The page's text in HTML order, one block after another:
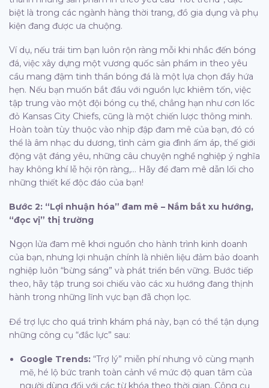
biệt là trong các ngành hàng thời trang, đồ gia dụng và phụ
kiện đang được ưa chuộng.
Ví dụ, nếu trái tim bạn luôn rộn ràng mỗi khi nhắc đến bóng
đá, việc xây dựng một vương quốc sản phẩm in theo yêu
cầu mang đậm tinh thần bóng đá là một lựa chọn đầy hứa
hẹn. Nếu bạn muốn bắt đầu với nguồn lực khiêm tốn, việc
tập trung vào một đội bóng cụ thể, chẳng hạn như cơn lốc
đỏ Kansas City Chiefs, cũng là một chiến lược thông minh.
Hoàn toàn tùy thuộc vào nhịp đập đam mê của bạn, đó có
thể là âm nhạc du dương, tình cảm gia đình ấm áp, thế giới
động vật đáng yêu, những câu chuyện nghề nghiệp ý nghĩa
hay không khí lễ hội rộn ràng,… Hãy để đam mê dẫn lối cho
những thiết kế độc đáo của bạn!
Bước 2: “Lợi nhuận hóa” đam mê – Nắm bắt xu hướng,
“đọc vị” thị trường
Ngọn lửa đam mê khơi nguồn cho hành trình kinh doanh
của bạn, nhưng lợi nhuận chính là nhiên liệu đảm bảo doanh
nghiệp luôn “bừng sáng” và phát triển bền vững. Bước tiếp
theo, hãy tập trung soi chiếu vào các xu hướng đang thịnh
hành trong những lĩnh vực bạn đã chọn lọc.
Để trợ lực cho quá trình khám phá này, bạn có thể tận dụng
những công cụ “đắc lực” sau:
Google Trends: “Trợ lý” miễn phí nhưng vô cùng mạnh
mẽ, hé lộ bức tranh toàn cảnh về mức độ quan tâm của
người dùng đối với các từ khóa theo thời gian. Công cụ